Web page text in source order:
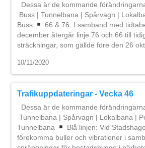
Dessa är de kommande
Buss | Tunnelbana | Spårvagn |
Buss
66 & 76: I samband med
december återgår linje 76 och 66 till
sträckningar, som gällde före den 26
10/11/2020
Trafikuppdateringar - Vecka 46
Dessa är de kommande
Tunnelbana | Spårvagn | Lokalbana |
Tunnelbana
Blå linjen: Vid
förekomma buller och vibrationer i